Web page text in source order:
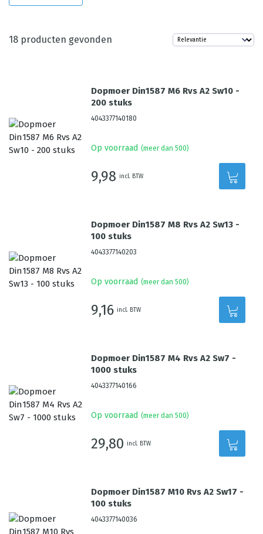
18 producten gevonden
Dopmoer Din1587 M6 Rvs A2 Sw10 -
200 stuks
4043377140180
Op voorraad (meer dan 500)
9,98 incl. BTW
Dopmoer Din1587 M8 Rvs A2 Sw13 -
100 stuks
4043377140203
Op voorraad (meer dan 500)
9,16 incl. BTW
Dopmoer Din1587 M4 Rvs A2 Sw7 -
1000 stuks
4043377140166
Op voorraad (meer dan 500)
29,80 incl. BTW
Dopmoer Din1587 M10 Rvs A2 Sw17 -
100 stuks
4043377140036